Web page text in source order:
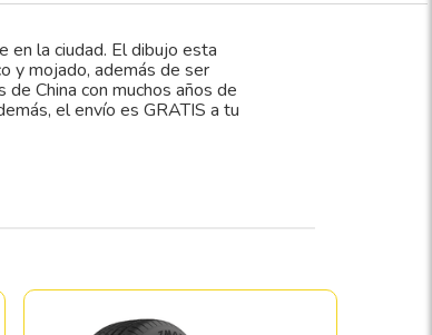
en la ciudad. El dibujo esta
y mojado, además de ser
China con muchos años de
el envío es GRATIS a tu